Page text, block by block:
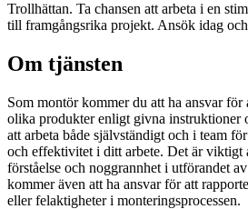
Trollhättan. Ta chansen att arbeta i en
till framgångsrika projekt. Ansök idag
Om tjänsten
Som montör kommer du att ha ansvar för
olika produkter enligt givna instruktioner
att arbeta både självständigt och i team
och effektivitet i ditt arbete. Det är viktigt
förståelse och noggrannhet i utförandet
kommer även att ha ansvar för att
eller felaktigheter i monteringsprocessen.